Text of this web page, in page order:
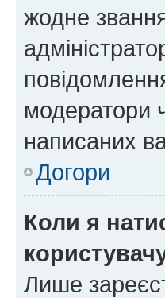
жодне
модератори
написаних
Догори
Коли я
Лише